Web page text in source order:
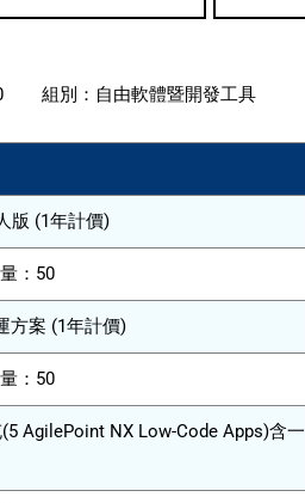
組別： 自由軟體暨開發工具
版 (1年計價)
：50
方案 (1年計價)
：50
AgilePoint NX Low-Code Apps)含一